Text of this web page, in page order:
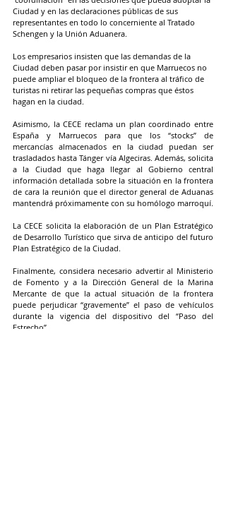
Ciudad y en las declaraciones públicas de sus
representantes en todo lo concerniente al Tratado
Schengen y la Unión Aduanera.
Los empresarios insisten que las demandas de la
Ciudad deben pasar por insistir en que Marruecos no
puede ampliar el bloqueo de la frontera al tráfico de
turistas ni retirar las pequeñas compras que éstos
hagan en la ciudad.
Asimismo, la CECE reclama un plan coordinado entre
España y Marruecos para que los “stocks” de
mercancías almacenados en la ciudad puedan ser
trasladados hasta Tánger vía Algeciras. Además, solicita
a la Ciudad que haga llegar al Gobierno central
información detallada sobre la situación en la frontera
de cara la reunión que el director general de Aduanas
mantendrá próximamente con su homólogo marroquí.
La CECE solicita la elaboración de un Plan Estratégico
de Desarrollo Turístico que sirva de anticipo del futuro
Plan Estratégico de la Ciudad.
Finalmente, considera necesario advertir al Ministerio
de Fomento y a la Dirección General de la Marina
Mercante de que la actual situación de la frontera
puede perjudicar “gravemente” el paso de vehículos
durante la vigencia del dispositivo del “Paso del
Estrecho”